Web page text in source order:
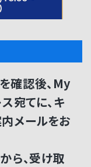
確認後、My
宛てに、キ
メールをお
ら、受け取